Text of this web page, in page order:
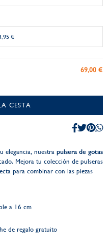
€
69,00 €
CESTA
elegancia, nuestra pulsera de gotas
Mejora tu colección de pulseras
para combinar con las piezas
a 16 cm
de regalo gratuito